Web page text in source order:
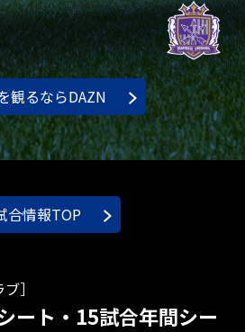
観るならDAZN
合情報TOP
］
ート・15試合年間シー